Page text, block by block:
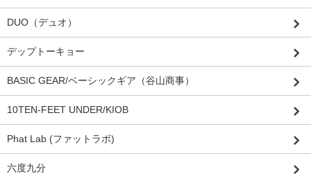
DUO（デュオ）
デップトーキョー
BASIC GEAR/ベーシックギア（谷山商事）
10TEN-FEET UNDER/KIOB
Phat Lab (ファットラボ)
六度九分